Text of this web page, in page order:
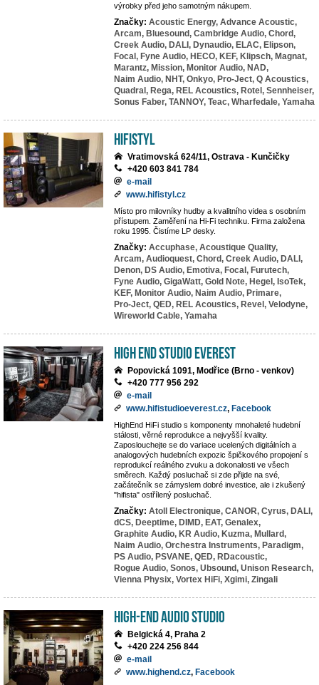
výrobky před jeho samotným nákupem.
Značky: Acoustic Energy, Advance Acoustic,
Arcam, Bluesound, Cambridge Audio, Chord,
Creek Audio, DALI, Dynaudio, ELAC, Elipson,
Focal, Fyne Audio, HECO, KEF, Klipsch, Magnat,
Marantz, Mission, Monitor Audio, NAD,
Naim Audio, NHT, Onkyo, Pro-Ject, Q Acoustics,
Quadral, Rega, REL Acoustics, Rotel, Sennheiser,
Sonus Faber, TANNOY, Teac, Wharfedale, Yamaha
HiFiStyl
Vratimovská 624/11, Ostrava - Kunčičky
+420 603 841 784
e-mail
www.hifistyl.cz
Místo pro milovníky hudby a kvalitního videa s osobním
přístupem. Zaměření na Hi-Fi techniku. Firma založena
roku 1995. Čistíme LP desky.
Značky: Accuphase, Acoustique Quality,
Arcam, Audioquest, Chord, Creek Audio, DALI,
Denon, DS Audio, Emotiva, Focal, Furutech,
Fyne Audio, GigaWatt, Gold Note, Hegel, IsoTek,
KEF, Monitor Audio, Naim Audio, Primare,
Pro-Ject, QED, REL Acoustics, Revel, Velodyne,
Wireworld Cable, Yamaha
High End Studio EVEREST
Popovická 1091, Modřice (Brno - venkov)
+420 777 956 292
e-mail
www.hifistudioeverest.cz, Facebook
HighEnd HiFi studio s komponenty mnohaleté hudební
stálosti, věrné reprodukce a nejvyšší kvality.
Zaposlouchejte se do variace ucelených digitálních a
analogových hudebních expozic špičkového propojení s
reprodukcí reálného zvuku a dokonalosti ve všech
směrech. Každý posluchač si zde přijde na své,
začátečník se zámyslem dobré investice, ale i zkušený
"hifista" ostřílený posluchač.
Značky: Atoll Electronique, CANOR, Cyrus, DALI,
dCS, Deeptime, DIMD, EAT, Genalex,
Graphite Audio, KR Audio, Kuzma, Mullard,
Naim Audio, Orchestra Instruments, Paradigm,
PS Audio, PSVANE, QED, RDacoustic,
Rogue Audio, Sonos, Ubsound, Unison Research,
Vienna Physix, Vortex HiFi, Xgimi, Zingali
High-End Audio Studio
Belgická 4, Praha 2
+420 224 256 844
e-mail
www.highend.cz, Facebook